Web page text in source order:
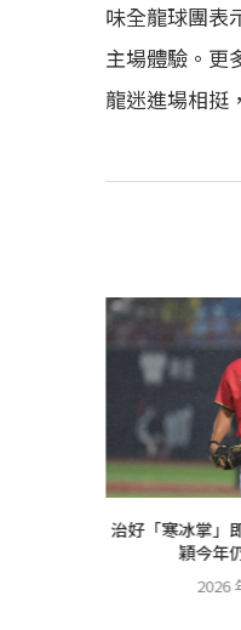
味全龍球團表
主場體驗。更
龍迷進場相挺
治好「寒冰掌
穎今年
2026